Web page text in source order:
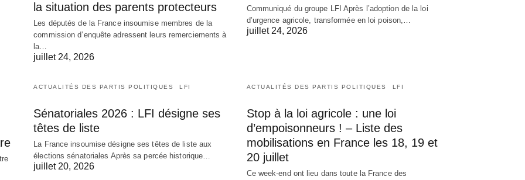
la situation des parents protecteurs
Les députés de la France insoumise membres de la
commission d’enquête adressent leurs remerciements à
la…
juillet 24, 2026
Communiqué du groupe LFI Après l’adoption de la loi
d’urgence agricole, transformée en loi poison,…
juillet 24, 2026
ACTUALITÉS DES PARTIS POLITIQUES LFI
Sénatoriales 2026 : LFI désigne ses
têtes de liste
La France insoumise désigne ses têtes de liste aux
élections sénatoriales Après sa percée historique…
juillet 20, 2026
ACTUALITÉS DES PARTIS POLITIQUES LFI
Stop à la loi agricole : une loi
d’empoisonneurs ! – Liste des
mobilisations en France les 18, 19 et
20 juillet
Ce week-end ont lieu dans toute la France des